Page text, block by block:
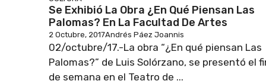
Se Exhibió La Obra ¿En Qué Piensan Las
Palomas? En La Facultad De Artes
2 Octubre, 2017Andrés Páez Joannis
02/octubre/17.-La obra “¿En qué piensan Las
Palomas?” de Luis Solórzano, se presentó el
de semana en el Teatro de ...